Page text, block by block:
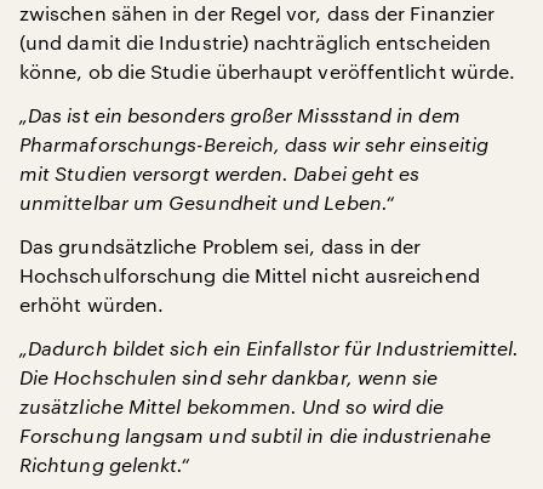
zwischen sähen in der Regel vor, dass der Finanzier
(und damit die Industrie) nachträglich entscheiden
könne, ob die Studie überhaupt veröffentlicht würde.
„Das ist ein besonders großer Missstand in dem
Pharmaforschungs-Bereich, dass wir sehr einseitig
mit Studien versorgt werden. Dabei geht es
unmittelbar um Gesundheit und Leben.“
Das grundsätzliche Problem sei, dass in der
Hochschulforschung die Mittel nicht ausreichend
erhöht würden.
„Dadurch bildet sich ein Einfallstor für Industriemittel.
Die Hochschulen sind sehr dankbar, wenn sie
zusätzliche Mittel bekommen. Und so wird die
Forschung langsam und subtil in die industrienahe
Richtung gelenkt.“